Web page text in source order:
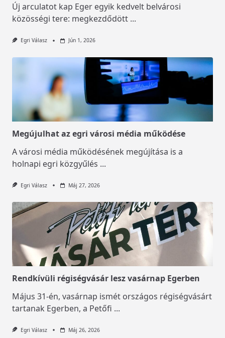
Új arculatot kap Eger egyik kedvelt belvárosi
közösségi tere: megkezdődött ...
Egri Válasz Jún 1, 2026
Megújulhat az egri városi média működése
A városi média működésének megújítása is a
holnapi egri közgyűlés ...
Egri Válasz Máj 27, 2026
Rendkívüli régiségvásár lesz vasárnap Egerben
Május 31-én, vasárnap ismét országos régiségvásárt
tartanak Egerben, a Petőfi ...
Egri Válasz Máj 26, 2026